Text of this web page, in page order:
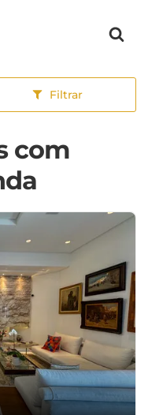
Filtrar
com